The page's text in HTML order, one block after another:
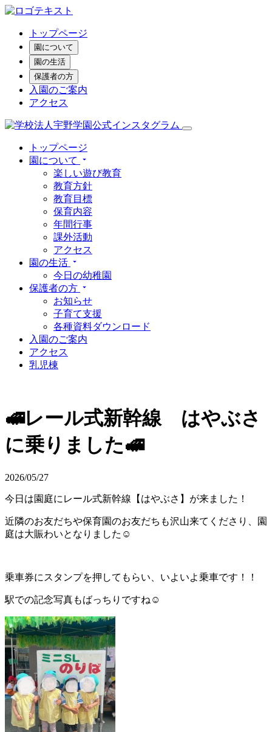
トップページ
園について
園の生活
保護者の方
入園のご案内
アクセス
トップページ
園について
楽しい遊び教育
教育方針
教育目標
保育内容
年間行事
課外活動
アクセス
園の生活
今日の幼稚園
保護者の方
お知らせ
子育て支援
各種資料ダウンロード
入園のご案内
アクセス
乳児棟
🚅レール式新幹線 はやぶさ
に乗りました🚅
2026/05/27
今日は園庭にレール式新幹線【はやぶさ】が来ました！
近隣のお友だちや保育園のお友だちも沢山来てくださり、園
庭は大賑わいとなりました☺
乗車券にスタンプを押してもらい、いよいよ乗車です！！
駅での記念写真もばっちりですね☺